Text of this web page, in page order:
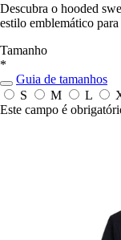
Descubra o hooded
estilo emblemático
Tamanho
*
Guia de tamanhos
S
M L
Este campo é